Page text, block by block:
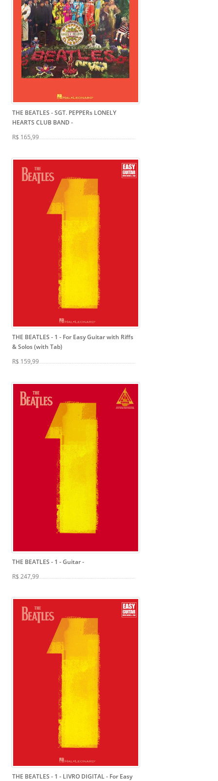
THE BEATLES - SGT. PEPPERs LONELY
HEARTS CLUB BAND -
R$ 165,99
THE BEATLES - 1 - For Easy Guitar with Riffs
& Solos (with Tab)
R$ 159,99
THE BEATLES - 1 - Guitar-
R$ 247,99
THE BEATLES - 1 - LIVRO DIGITAL- For Easy